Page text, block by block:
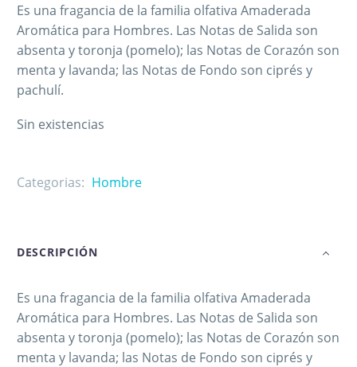
Es una fragancia de la familia olfativa Amaderada
Aromática para Hombres. Las Notas de Salida son
absenta y toronja (pomelo); las Notas de Corazón son
menta y lavanda; las Notas de Fondo son ciprés y
pachulí.
Sin existencias
Categorias: Hombre
DESCRIPCIÓN
Es una fragancia de la familia olfativa Amaderada
Aromática para Hombres. Las Notas de Salida son
absenta y toronja (pomelo); las Notas de Corazón son
menta y lavanda; las Notas de Fondo son ciprés y